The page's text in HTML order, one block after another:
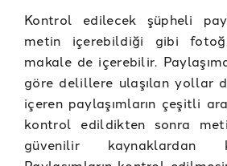
Kontrol edilecek şüpheli
metin içerebildiği gibi
makale de içerebilir.
göre delillere ulaşılan yollar
içeren paylaşımların çeşitli
kontrol edildikten sonra
güvenilir kaynaklardan